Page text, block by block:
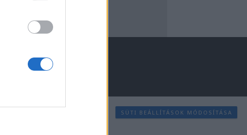
on
SÜTI BEÁLLÍTÁSOK MÓDOSÍTÁSA